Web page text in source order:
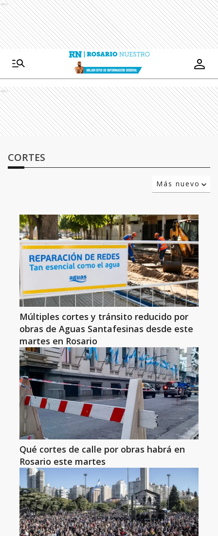
Ads
Ads
CORTES
Más nuevo
Múltiples cortes y tránsito reducido por
obras de Aguas Santafesinas desde este
martes en Rosario
Qué cortes de calle por obras habrá en
Rosario este martes